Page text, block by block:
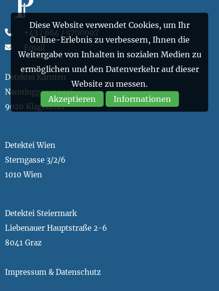
Diese Website verwendet Cookies, um Ihr
Online-Erlebnis zu verbessern, Ihnen die
Weitergabe von Inhalten in sozialen Medien zu
ermöglichen und den Datenverkehr auf dieser
Website zu messen.
Akzeptieren
Informationen
+43 / 664 / 5700007
Email
Detektei Kärnten
Nanninggasse 14/6
9020 Klagenfurt
Detektei Wien
Sterngasse 3/2/6
1010 Wien
Detektei Steiermark
Liebenauer Hauptstraße 2-6
8041 Graz
Impressum & Datenschutz